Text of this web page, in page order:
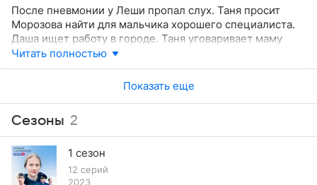
для инвалидов.
После пневмонии у Леши пропал слух. Таня просит
Морозова найти для мальчика хорошего специалиста.
Даша ищет работу в городе. Таня уговаривает маму
пройти еще одно обследование, а Армену помогает
найти выгодный заказ и поправить дела Дома быта.
Читать полностью
Показать еще
Сезоны 2
1 сезон
12 серий
2023